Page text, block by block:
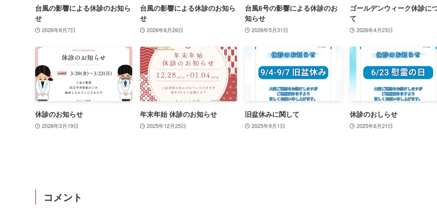
台風の影響による休診のお知ら
せ
2026年8月7日
台風の影響による休診のお知ら
せ
2026年6月26日
台風6号の影響による休診のお
知らせ
2026年5月31日
ゴールデンウィーク休診に
て
2026年4月23日
休診のお知らせ
2026年3月19日
年末年始 休診のお知らせ
2025年12月25日
旧盆休みに関して
2025年9月1日
休診のおしらせ
2025年6月21日
コメント